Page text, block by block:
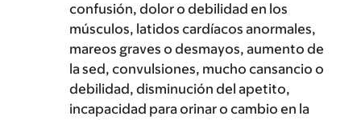
confusión, dolor o debilidad en los
músculos, latidos cardíacos anormales,
mareos graves o desmayos, aumento de
la sed, convulsiones, mucho cansancio o
debilidad, disminución del apetito,
incapacidad para orinar o cambio en la